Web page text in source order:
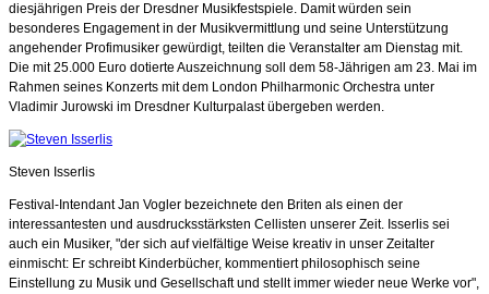
diesjährigen Preis der Dresdner Musikfestspiele. Damit würden sein
besonderes Engagement in der Musikvermittlung und seine Unterstützung
angehender Profimusiker gewürdigt, teilten die Veranstalter am Dienstag mit.
Die mit 25.000 Euro dotierte Auszeichnung soll dem 58-Jährigen am 23. Mai im
Rahmen seines Konzerts mit dem London Philharmonic Orchestra unter
Vladimir Jurowski im Dresdner Kulturpalast übergeben werden.
Steven Isserlis
Festival-Intendant Jan Vogler bezeichnete den Briten als einen der
interessantesten und ausdrucksstärksten Cellisten unserer Zeit. Isserlis sei
auch ein Musiker, "der sich auf vielfältige Weise kreativ in unser Zeitalter
einmischt: Er schreibt Kinderbücher, kommentiert philosophisch seine
Einstellung zu Musik und Gesellschaft und stellt immer wieder neue Werke vor",